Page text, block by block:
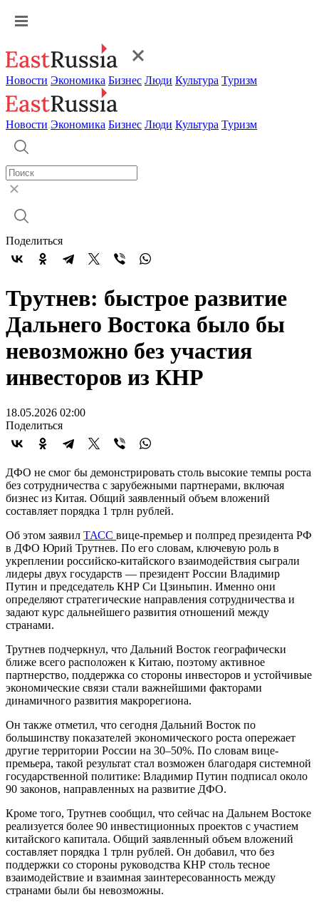
Новости Экономика Бизнес Люди Культура Туризм
Новости Экономика Бизнес Люди Культура Туризм
Поделиться
Трутнев: быстрое развитие
Дальнего Востока было бы
невозможно без участия
инвесторов из КНР
18.05.2026 02:00
Поделиться
ДФО не смог бы демонстрировать столь высокие темпы роста
без сотрудничества с зарубежными партнерами, включая
бизнес из Китая. Общий заявленный объем вложений
составляет порядка 1 трлн рублей.
Об этом заявил ТАСС вице-премьер и полпред президента РФ
в ДФО Юрий Трутнев. По его словам, ключевую роль в
укреплении российско-китайского взаимодействия сыграли
лидеры двух государств — президент России Владимир
Путин и председатель КНР Си Цзиньпин. Именно они
определяют стратегические направления сотрудничества и
задают курс дальнейшего развития отношений между
странами.
Трутнев подчеркнул, что Дальний Восток географически
ближе всего расположен к Китаю, поэтому активное
партнерство, поддержка со стороны инвесторов и устойчивые
экономические связи стали важнейшими факторами
динамичного развития макрорегиона.
Он также отметил, что сегодня Дальний Восток по
большинству показателей экономического роста опережает
другие территории России на 30–50%. По словам вице-
премьера, такой результат стал возможен благодаря системной
государственной политике: Владимир Путин подписал около
90 законов, направленных на развитие ДФО.
Кроме того, Трутнев сообщил, что сейчас на Дальнем Востоке
реализуется более 90 инвестиционных проектов с участием
китайского капитала. Общий заявленный объем вложений
составляет порядка 1 трлн рублей. Он добавил, что без
поддержки со стороны руководства КНР столь тесное
взаимодействие и взаимная заинтересованность между
странами были бы невозможны.